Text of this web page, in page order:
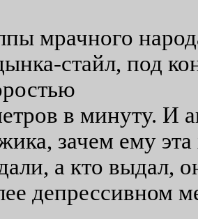
мрачного
стайл, под
в минуту. И
зачем ему эта
а кто выдал,
депрессивном